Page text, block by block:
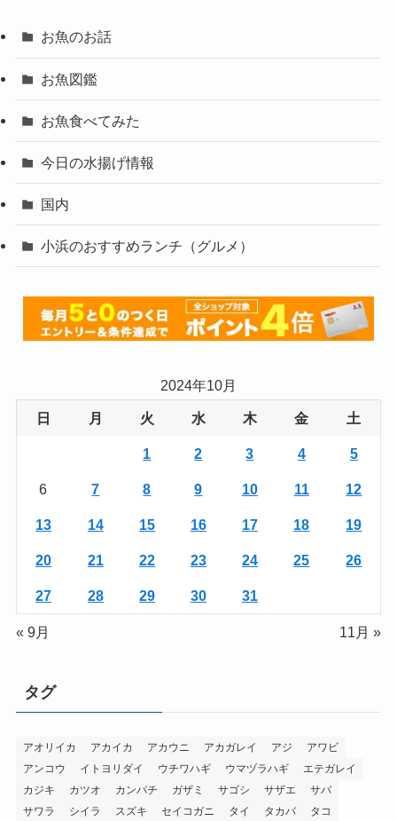
お魚のお話
お魚図鑑
お魚食べてみた
今日の水揚げ情報
国内
小浜のおすすめランチ（グルメ）
2024年10月
日 月 火 水 木 金 土
1 2 3 4 5
6 7 8 9 10 11 12
13 14 15 16 17 18 19
20 21 22 23 24 25 26
27 28 29 30 31
« 9月 11月 »
タグ
アオリイカ アカイカ アカウニ アカガレイ アジ
アワビ
アンコウ
イトヨリダイ ウチワハギ ウマヅラハギ
エテガレイ
カジキ
カツオ カンパチ ガザミ サゴシ サザエ
サバ
サワラ
シイラ スズキ セイコガニ タイ タカバ タコ